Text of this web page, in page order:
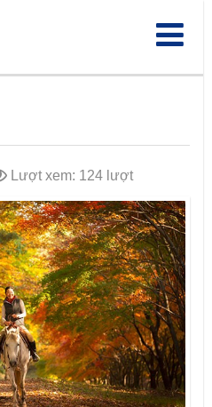
Lượt xem: 124 lượt